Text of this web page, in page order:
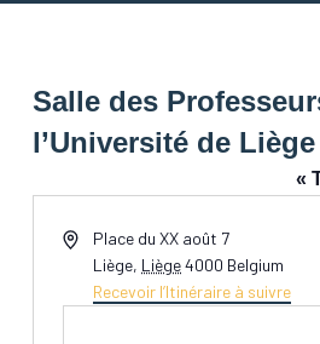
Salle des
l’Université de Liège
«
AdressePlace du XX août 7
Liège, Liège4000 Belgium
Recevoir l’Itinéraire à suivre